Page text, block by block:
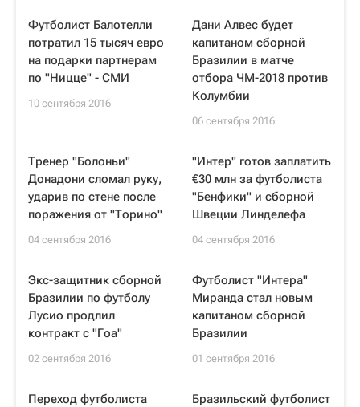
Футболист Балотелли
потратил 15 тысяч евро
на подарки партнерам
по "Ницце" - СМИ
10 сентября 2016
Дани Алвес будет
капитаном сборной
Бразилии в матче
отбора ЧМ-2018 против
Колумбии
06 сентября 2016
Тренер "Болоньи"
Донадони сломал руку,
ударив по стене после
поражения от "Торино"
04 сентября 2016
"Интер" готов заплатить
€30 млн за футболиста
"Бенфики" и сборной
Швеции Линделефа
04 сентября 2016
Экс-защитник сборной
Бразилии по футболу
Лусио продлил
контракт с "Гоа"
02 сентября 2016
Футболист "Интера"
Миранда стал новым
капитаном сборной
Бразилии
01 сентября 2016
Переход футболиста
Бразильский футболист